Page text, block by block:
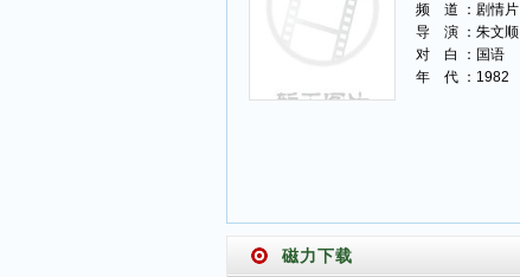
频 道 ：剧情片
导 演 ：朱文顺
对 白 ：国语
年 代 ：1982
磁力下载